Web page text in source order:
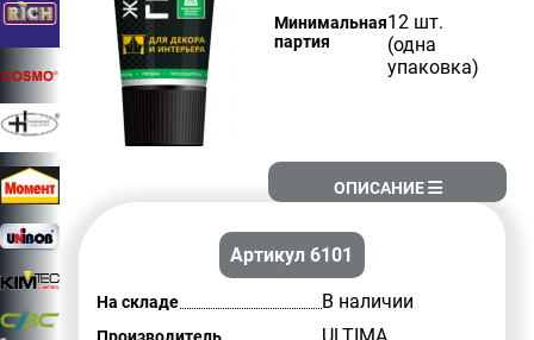
Минимальная
партия
12 шт.
(одна
упаковка)
ОПИСАНИЕ
Артикул 6101
На складе В наличии